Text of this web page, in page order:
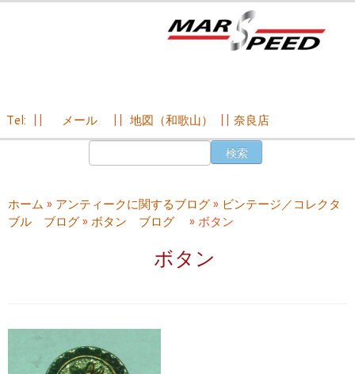
ン
ツ
Tel: メール 地図（和歌山） 奈良店
ホーム » アンティークに関するブログ» ビンテージ／コレクタ
ブル ブログ» ボタン ブログ » ボタン
ボタン